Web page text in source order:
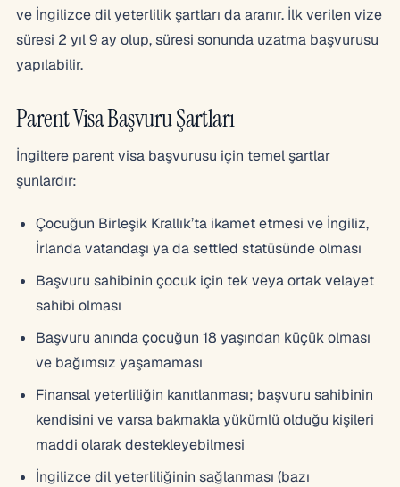
ve İngilizce dil yeterlilik şartları da aranır. İlk verilen vize
süresi 2 yıl 9 ay olup, süresi sonunda uzatma başvurusu
yapılabilir.
Parent Visa Başvuru Şartları
İngiltere parent visa başvurusu için temel şartlar
şunlardır:
Çocuğun Birleşik Krallık’ta ikamet etmesi ve İngiliz,
İrlanda vatandaşı ya da settled statüsünde olması
Başvuru sahibinin çocuk için tek veya ortak velayet
sahibi olması
Başvuru anında çocuğun 18 yaşından küçük olması
ve bağımsız yaşamaması
Finansal yeterliliğin kanıtlanması; başvuru sahibinin
kendisini ve varsa bakmakla yükümlü olduğu kişileri
maddi olarak destekleyebilmesi
İngilizce dil yeterliliğinin sağlanması (bazı